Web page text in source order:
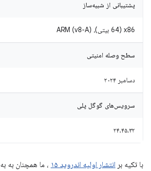
پشتیبانی از شبیه‌ساز
x86 (64 بیتی)، ARM (v8-A)
سطح وصله امنیتی
دسامبر ۲۰۲۴
سرویس‌های گوگل پلی
۲۴.۴۵.۳۲
با تکیه بر انتشار اولیه اندروید ۱۵
، ما همچنان به